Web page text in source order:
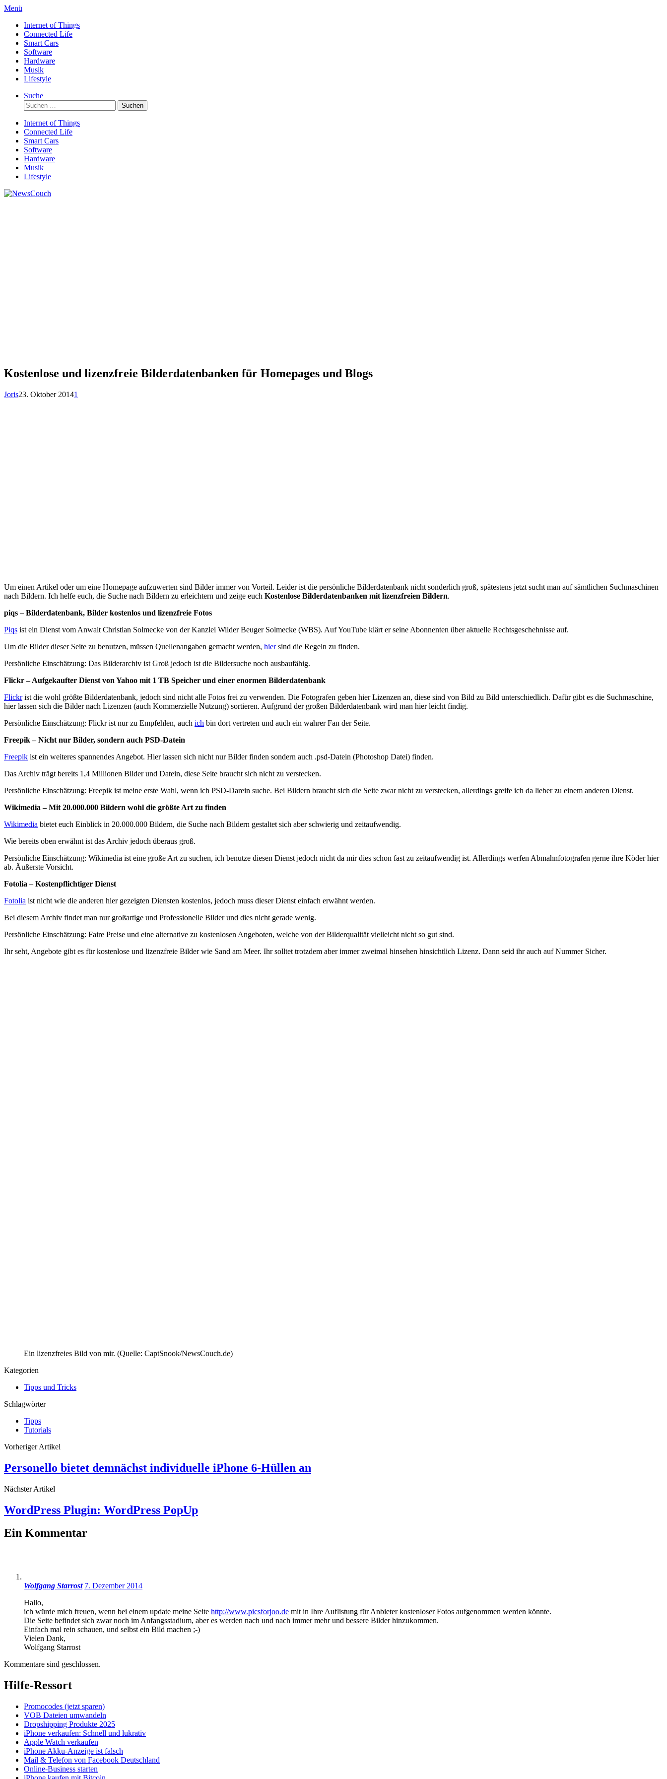
Direkt
Inhalt
Menü
Internet of Things
Connected Life
Smart Cars
Software
Hardware
Musik
Lifestyle
Suche
Suchen
nach:
Internet of Things
Connected Life
Smart Cars
Software
Hardware
Musik
Lifestyle
Kostenlose und lizenzfreie Bilderdatenbanken für Homepages und Blogs
Joris23. Oktober 20141
Um einen Artikel oder um eine Homepage aufzuwerten sind Bilder immer von Vorteil. Leider ist die persönliche Bilderdatenbank nicht sonderlich groß, spätestens jetzt sucht man auf sämtlichen Suchmaschinen
nach Bildern. Ich helfe euch, die Suche nach Bildern zu erleichtern und zeige euch Kostenlose Bilderdatenbanken mit lizenzfreien Bildern.
piqs – Bilderdatenbank, Bilder kostenlos und lizenzfreie Fotos
Piqs ist ein Dienst vom Anwalt Christian Solmecke von der Kanzlei Wilder Beuger Solmecke (WBS). Auf YouTube klärt er seine Abonnenten über aktuelle Rechtsgeschehnisse auf.
Um die Bilder dieser Seite zu benutzen, müssen Quellenangaben gemacht werden, hiersind die Regeln zu finden.
Persönliche Einschätzung: Das Bilderarchiv ist Groß jedoch ist die Bildersuche noch ausbaufähig.
Flickr – Aufgekaufter Dienst von Yahoo mit 1 TB Speicher und einer enormen Bilderdatenbank
Flickrist die wohl größte Bilderdatenbank, jedoch sind nicht alle Fotos frei zu verwenden. Die Fotografen geben hier Lizenzen an, diese sind von Bild zu Bild unterschiedlich. Dafür gibt es die Suchmaschine,
hier lassen sich die Bilder nach Lizenzen (auch Kommerzielle Nutzung) sortieren. Aufgrund der großen Bilderdatenbank wird man hier leicht findig.
Persönliche Einschätzung: Flickr ist nur zu Empfehlen, auch ich bin dort vertreten und auch ein wahrer Fan der Seite.
Freepik – Nicht nur Bilder, sondern auch PSD-Datein
Freepik ist ein weiteres spannendes Angebot. Hier lassen sich nicht nur Bilder finden sondern auch .psd-Datein (Photoshop Datei) finden.
Das Archiv trägt bereits 1,4 Millionen Bilder und Datein, diese Seite braucht sich nicht zu verstecken.
Persönliche Einschätzung: Freepik ist meine erste Wahl, wenn ich PSD-Darein suche. Bei Bildern braucht sich die Seite zwar nicht zu verstecken, allerdings greife ich da lieber zu einem anderen Dienst.
Wikimedia – Mit 20.000.000 Bildern wohl die größte Art zu finden
Wikimedia bietet euch Einblick in 20.000.000 Bildern, die Suche nach Bildern gestaltet sich aber schwierig und zeitaufwendig.
Wie bereits oben erwähnt ist das Archiv jedoch überaus groß.
Persönliche Einschätzung: Wikimedia ist eine große Art zu suchen, ich benutze diesen Dienst jedoch nicht da mir dies schon fast zu zeitaufwendig ist. Allerdings werfen Abmahnfotografen gerne ihre Köder hier
ab. Äußerste Vorsicht.
Fotolia – Kostenpflichtiger Dienst
Fotolia ist nicht wie die anderen hier gezeigten Diensten kostenlos, jedoch muss dieser Dienst einfach erwähnt werden.
Bei diesem Archiv findet man nur großartige und Professionelle Bilder und dies nicht gerade wenig.
Persönliche Einschätzung: Faire Preise und eine alternative zu kostenlosen Angeboten, welche von der Bilderqualität vielleicht nicht so gut sind.
Ihr seht, Angebote gibt es für kostenlose und lizenzfreie Bilder wie Sand am Meer. Ihr solltet trotzdem aber immer zweimal hinsehen hinsichtlich Lizenz. Dann seid ihr auch auf Nummer Sicher.
Ein lizenzfreies Bild von mir. (Quelle: CaptSnook/NewsCouch.de)
Kategorien
Tipps und Tricks
Schlagwörter
Tipps
Tutorials
Vorheriger Artikel
Personello bietet demnächst individuelle iPhone 6-Hüllen an
Nächster Artikel
WordPress Plugin: WordPress PopUp
Ein Kommentar
Wolfgang Starrost 7. Dezember 2014
Hallo,
ich würde mich freuen, wenn bei einem update meine Seite http://www.picsforjoo.de mit in Ihre Auflistung für Anbieter kostenloser Fotos aufgenommen werden könnte.
Die Seite befindet sich zwar noch im Anfangsstadium, aber es werden nach und nach immer mehr und bessere Bilder hinzukommen.
Einfach mal rein schauen, und selbst ein Bild machen ;-)
Vielen Dank,
Wolfgang Starrost
Kommentare sind geschlossen.
Hilfe-Ressort
Promocodes (jetzt sparen)
VOB Dateien umwandeln
Dropshipping Produkte 2025
iPhone verkaufen: Schnell und lukrativ
Apple Watch verkaufen
iPhone Akku-Anzeige ist falsch
Mail & Telefon von Facebook Deutschland
Online-Business starten